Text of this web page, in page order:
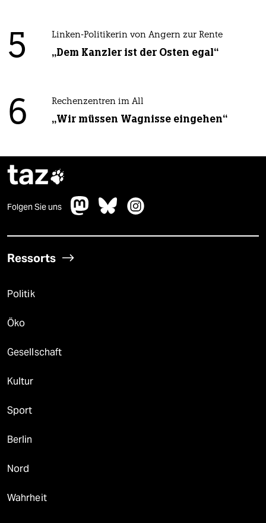
5 Linken-Politikerin von Angern zur Rente
„Dem Kanzler ist der Osten egal“
6 Rechenzentren im All
„Wir müssen Wagnisse eingehen“
taz
Folgen Sie uns
Ressorts
Politik
Öko
Gesellschaft
Kultur
Sport
Berlin
Nord
Wahrheit